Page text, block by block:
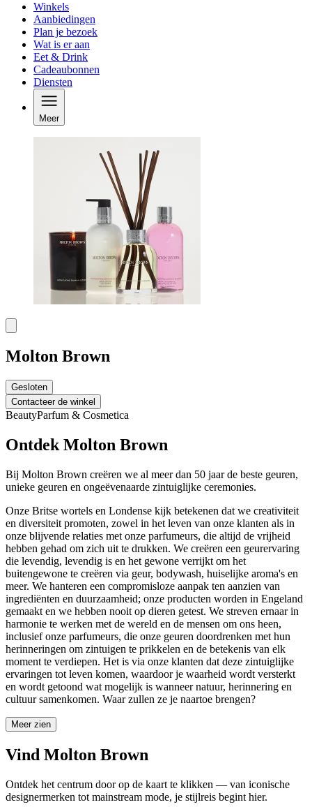
Winkels
Aanbiedingen
Plan je bezoek
Wat is er aan
Eet & Drink
Cadeaubonnen
Diensten
Meer
Molton Brown
Gesloten
Contacteer de winkel
BeautyParfum & Cosmetica
Ontdek Molton Brown
Bij Molton Brown creëren we al meer dan 50 jaar de beste geuren,
unieke geuren en ongeëvenaarde zintuiglijke ceremonies.
Onze Britse wortels en Londense kijk betekenen dat we creativiteit
en diversiteit promoten, zowel in het leven van onze klanten als in
onze blijvende relaties met onze parfumeurs, die altijd de vrijheid
hebben gehad om zich uit te drukken. We creëren een geurervaring
die levendig, levendig is en het gewone verrijkt om het
buitengewone te creëren via geur, bodywash, huiselijke aroma's en
meer. We hanteren een compromisloze aanpak ten aanzien van
ingrediënten en duurzaamheid; onze producten worden in Engeland
gemaakt en we hebben nooit op dieren getest. We streven ernaar in
harmonie te werken met de wereld en de mensen om ons heen,
inclusief onze parfumeurs, die onze geuren doordrenken met hun
herinneringen om zintuigen te prikkelen en de betekenis van elk
moment te verdiepen. Het is via onze klanten dat deze zintuiglijke
ervaringen tot leven komen, waardoor je waarheid wordt versterkt
en wordt getoond wat mogelijk is wanneer natuur, herinnering en
cultuur samenkomen. Waar zullen ze je naartoe brengen?
Meer zien
Vind Molton Brown
Ontdek het centrum door op de kaart te klikken — van iconische
designermerken tot mainstream mode, je stijlreis begint hier.